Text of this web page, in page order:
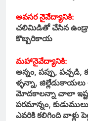
అవసర నైవేద్యానికి:
చలిమిడితో చేసిన
కొబ్బరికాయ
మహానైవేద్యానికి:
అన్నం, పప్పు, పచ్చడి,
ళ్ళన్నా, జిల్లేడుకాయలు
మోదకాలన్నా చాలా
పరమాన్నం,
ఎవరికి కలిగింది వాళ్లు